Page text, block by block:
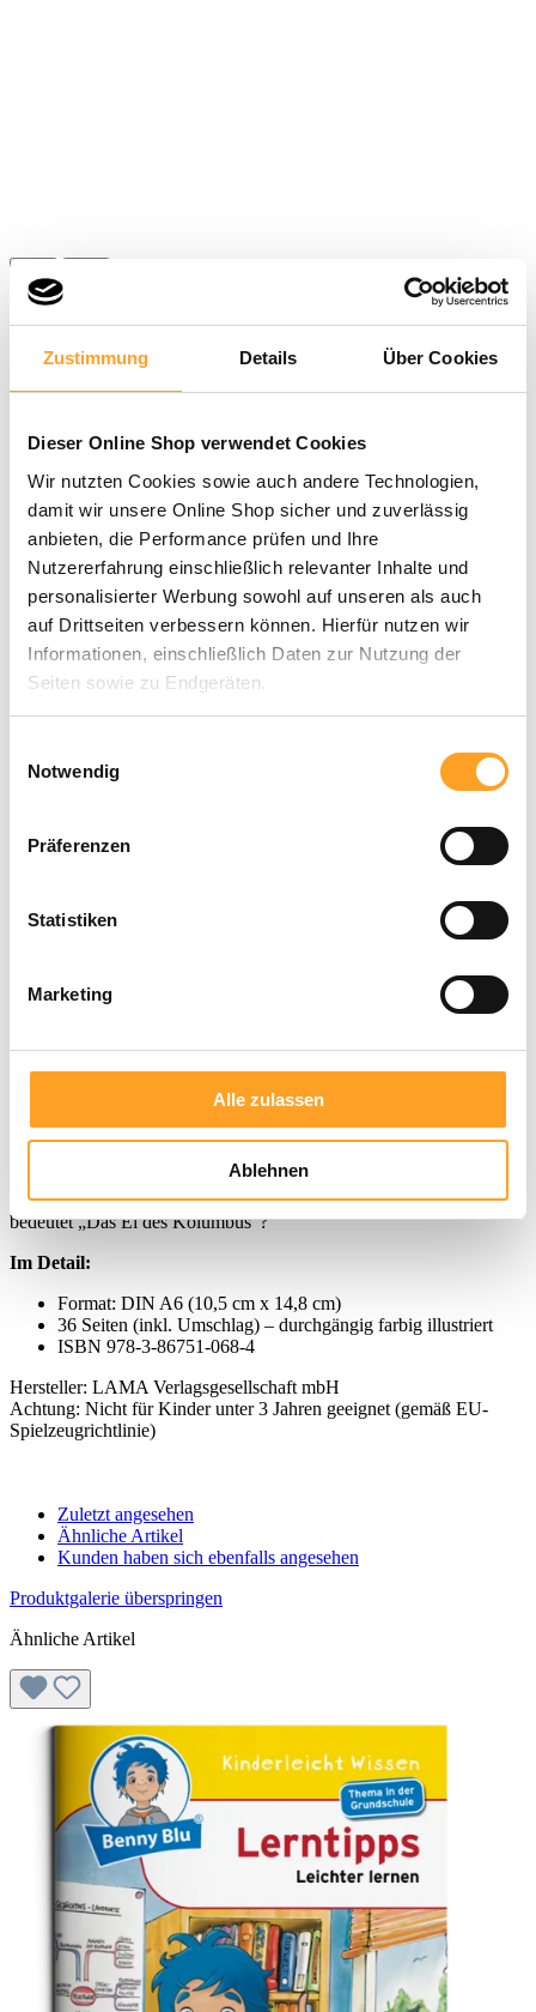
Zustimmung Details Über Cookies
Dieser Online Shop verwendet Cookies
Wir nutzten Cookies sowie auch andere Technologien,
damit wir unsere Online Shop sicher und zuverlässig
anbieten, die Performance prüfen und Ihre
Nutzererfahrung einschließlich relevanter Inhalte und
personalisierter Werbung sowohl auf unseren als auch
auf Drittseiten verbessern können. Hierfür nutzen wir
Informationen, einschließlich Daten zur Nutzung der
Seiten sowie zu Endgeräten.
Verwendung dieser Technologien ein. Unter „Anpassen“
können Sie eine Auswahl der Dienste vornehmen oder
diese ablehnen. Die Einwilligung können Sie jederzeit mit
Wirkung für die Zukunft einzeln widerrufen oder ändern.
Notwendig
Präferenzen
Statistiken
Marketing
Alle zulassen
Ablehnen
Merken
Produktbeschreibung
Warum reiste Kolumbus nach Westen? Welche Schiffe benutzte er?
Wie war das Leben an Bord? Wie fand er den Weg? Und was
bedeutet „Das Ei des Kolumbus“?
Im Detail:
Format: DIN A6 (10,5 cm x 14,8 cm)
36 Seiten (inkl. Umschlag) – durchgängig farbig illustriert
ISBN 978-3-86751-068-4
Hersteller: LAMA Verlagsgesellschaft mbH
Achtung: Nicht für Kinder unter 3 Jahren geeignet (gemäß EU-
Spielzeugrichtlinie)
Zuletzt angesehen
Ähnliche Artikel
Kunden haben sich ebenfalls angesehen
Produktgalerie überspringen
Ähnliche Artikel